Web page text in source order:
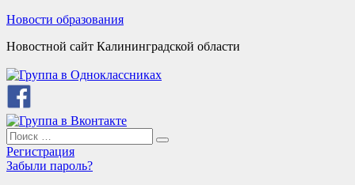
Skip
content
Новости образования
Новостной сайт Калининградской области
Search
for:
Search
Регистрация
Забыли пароль?